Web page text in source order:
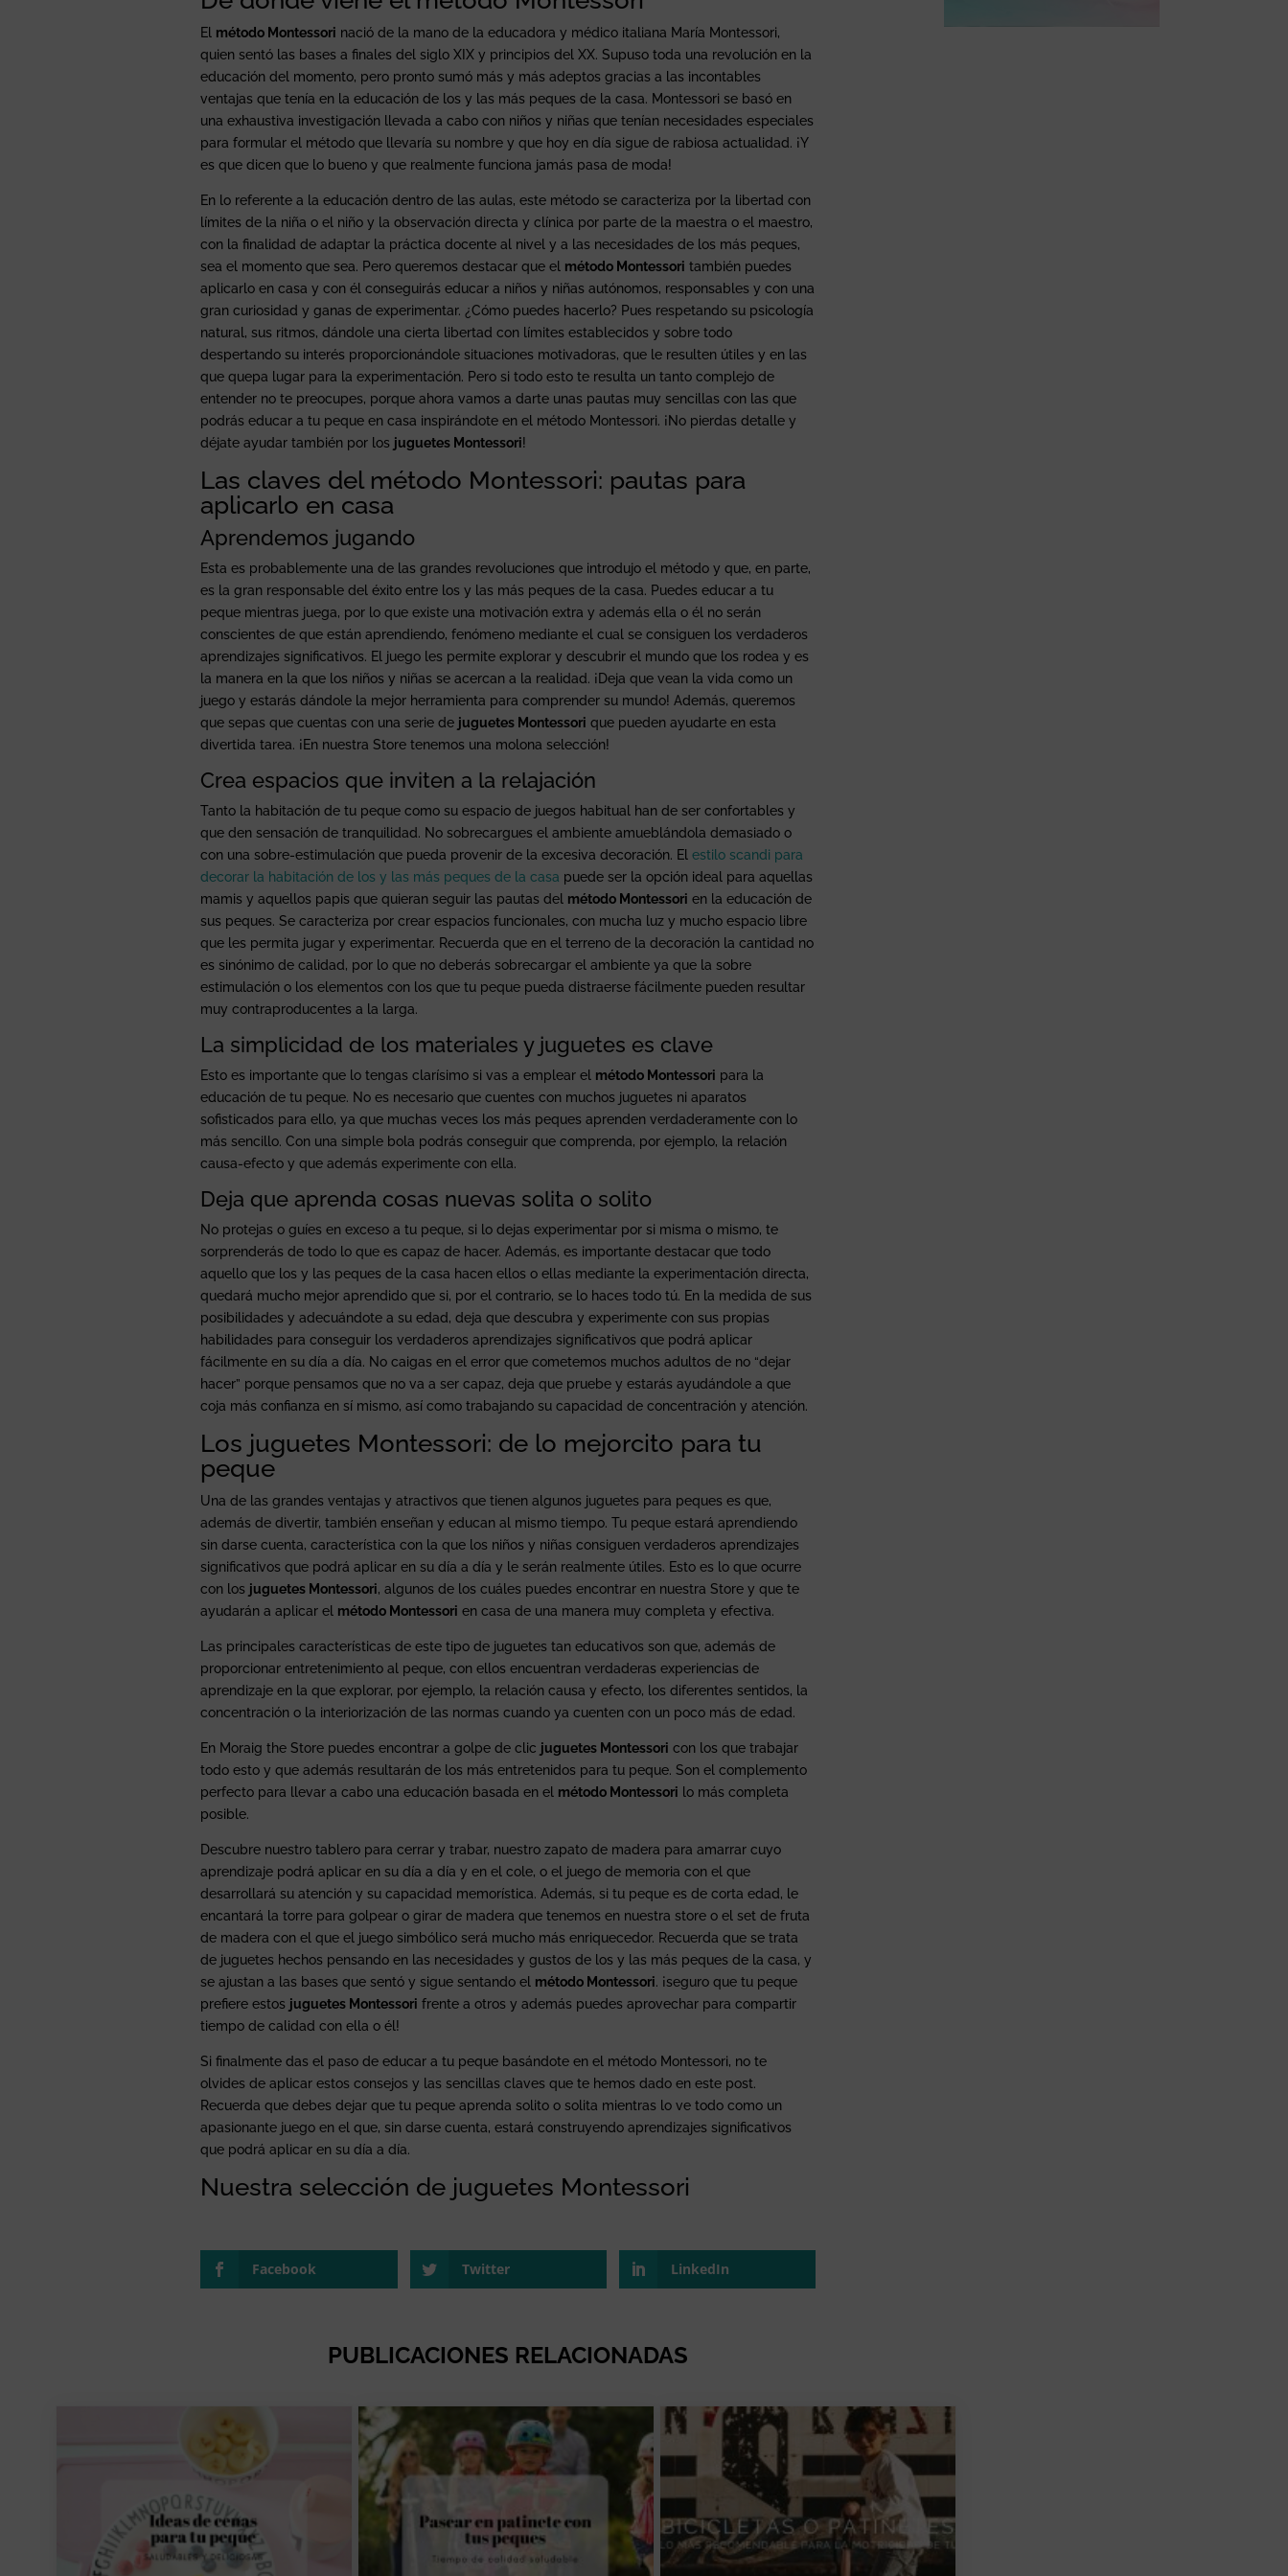
El método Montessori nació de la mano de la educadora y médico italiana María Montessori,
quien sentó las bases a finales del siglo XIX y principios del XX. Supuso toda una revolución en la
educación del momento, pero pronto sumó más y más adeptos gracias a las incontables
ventajas que tenía en la educación de los y las más peques de la casa. Montessori se basó en
una exhaustiva investigación llevada a cabo con niños y niñas que tenían necesidades especiales
para formular el método que llevaría su nombre y que hoy en día sigue de rabiosa actualidad. ¡Y
es que dicen que lo bueno y que realmente funciona jamás pasa de moda!
En lo referente a la educación dentro de las aulas, este método se caracteriza por la libertad con
límites de la niña o el niño y la observación directa y clínica por parte de la maestra o el maestro,
con la finalidad de adaptar la práctica docente al nivel y a las necesidades de los más peques,
sea el momento que sea. Pero queremos destacar que el método Montessori también puedes
aplicarlo en casa y con él conseguirás educar a niños y niñas autónomos, responsables y con una
gran curiosidad y ganas de experimentar. ¿Cómo puedes hacerlo? Pues respetando su psicología
natural, sus ritmos, dándole una cierta libertad con límites establecidos y sobre todo
despertando su interés proporcionándole situaciones motivadoras, que le resulten útiles y en las
que quepa lugar para la experimentación. Pero si todo esto te resulta un tanto complejo de
entender no te preocupes, porque ahora vamos a darte unas pautas muy sencillas con las que
podrás educar a tu peque en casa inspirándote en el método Montessori. ¡No pierdas detalle y
déjate ayudar también por los juguetes Montessori!
Las claves del método Montessori: pautas para
aplicarlo en casa
Aprendemos jugando
Esta es probablemente una de las grandes revoluciones que introdujo el método y que, en parte,
es la gran responsable del éxito entre los y las más peques de la casa. Puedes educar a tu
peque mientras juega, por lo que existe una motivación extra y además ella o él no serán
conscientes de que están aprendiendo, fenómeno mediante el cual se consiguen los verdaderos
aprendizajes significativos. El juego les permite explorar y descubrir el mundo que los rodea y es
la manera en la que los niños y niñas se acercan a la realidad. ¡Deja que vean la vida como un
juego y estarás dándole la mejor herramienta para comprender su mundo! Además, queremos
que sepas que cuentas con una serie de juguetes Montessori que pueden ayudarte en esta
divertida tarea. ¡En nuestra Store tenemos una molona selección!
Crea espacios que inviten a la relajación
Tanto la habitación de tu peque como su espacio de juegos habitual han de ser confortables y
que den sensación de tranquilidad. No sobrecargues el ambiente amueblándola demasiado o
con una sobre-estimulación que pueda provenir de la excesiva decoración. Elestilo scandi para
decorar la habitación de los y las más peques de la casa puede ser la opción ideal para aquellas
mamis y aquellos papis que quieran seguir las pautas del método Montessori en la educación de
sus peques. Se caracteriza por crear espacios funcionales, con mucha luz y mucho espacio libre
que les permita jugar y experimentar. Recuerda que en el terreno de la decoración la cantidad no
es sinónimo de calidad, por lo que no deberás sobrecargar el ambiente ya que la sobre
estimulación o los elementos con los que tu peque pueda distraerse fácilmente pueden resultar
muy contraproducentes a la larga.
La simplicidad de los materiales y juguetes es clave
Esto es importante que lo tengas clarísimo si vas a emplear el método Montessori para la
educación de tu peque. No es necesario que cuentes con muchos juguetes ni aparatos
sofisticados para ello, ya que muchas veces los más peques aprenden verdaderamente con lo
más sencillo. Con una simple bola podrás conseguir que comprenda, por ejemplo, la relación
causa-efecto y que además experimente con ella.
Deja que aprenda cosas nuevas solita o solito
No protejas o guíes en exceso a tu peque, si lo dejas experimentar por si misma o mismo, te
sorprenderás de todo lo que es capaz de hacer. Además, es importante destacar que todo
aquello que los y las peques de la casa hacen ellos o ellas mediante la experimentación directa,
quedará mucho mejor aprendido que si, por el contrario, se lo haces todo tú. En la medida de sus
posibilidades y adecuándote a su edad, deja que descubra y experimente con sus propias
habilidades para conseguir los verdaderos aprendizajes significativos que podrá aplicar
fácilmente en su día a día. No caigas en el error que cometemos muchos adultos de no “dejar
hacer” porque pensamos que no va a ser capaz, deja que pruebe y estarás ayudándole a que
coja más confianza en sí mismo, así como trabajando su capacidad de concentración y atención.
Los juguetes Montessori: de lo mejorcito para tu
peque
Una de las grandes ventajas y atractivos que tienen algunos juguetes para peques es que,
además de divertir, también enseñan y educan al mismo tiempo. Tu peque estará aprendiendo
sin darse cuenta, característica con la que los niños y niñas consiguen verdaderos aprendizajes
significativos que podrá aplicar en su día a día y le serán realmente útiles. Esto es lo que ocurre
con los juguetes Montessori, algunos de los cuáles puedes encontrar en nuestra Store y que te
ayudarán a aplicar el método Montessori en casa de una manera muy completa y efectiva.
Las principales características de este tipo de juguetes tan educativos son que, además de
proporcionar entretenimiento al peque, con ellos encuentran verdaderas experiencias de
aprendizaje en la que explorar, por ejemplo, la relación causa y efecto, los diferentes sentidos, la
concentración o la interiorización de las normas cuando ya cuenten con un poco más de edad.
En Moraig the Store puedes encontrar a golpe de clic juguetes Montessori con los que trabajar
todo esto y que además resultarán de los más entretenidos para tu peque. Son el complemento
perfecto para llevar a cabo una educación basada en el método Montessori lo más completa
posible.
Descubre nuestro tablero para cerrar y trabar, nuestro zapato de madera para amarrar cuyo
aprendizaje podrá aplicar en su día a día y en el cole, o el juego de memoria con el que
desarrollará su atención y su capacidad memorística. Además, si tu peque es de corta edad, le
encantará la torre para golpear o girar de madera que tenemos en nuestra store o el set de fruta
de madera con el que el juego simbólico será mucho más enriquecedor. Recuerda que se trata
de juguetes hechos pensando en las necesidades y gustos de los y las más peques de la casa, y
se ajustan a las bases que sentó y sigue sentando el método Montessori. ¡seguro que tu peque
prefiere estos juguetes Montessori frente a otros y además puedes aprovechar para compartir
tiempo de calidad con ella o él!
Si finalmente das el paso de educar a tu peque basándote en el método Montessori, no te
olvides de aplicar estos consejos y las sencillas claves que te hemos dado en este post.
Recuerda que debes dejar que tu peque aprenda solito o solita mientras lo ve todo como un
apasionante juego en el que, sin darse cuenta, estará construyendo aprendizajes significativos
que podrá aplicar en su día a día.
Nuestra selección de juguetes Montessori
Facebook Twitter LinkedIn
PUBLICACIONES RELACIONADAS